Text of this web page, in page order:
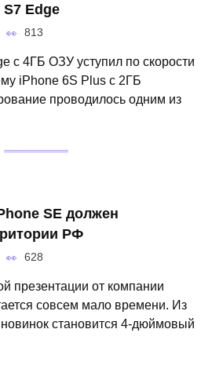
Edge
813
с 4ГБ ОЗУ уступил по скорости
iPhone 6S Plus с 2ГБ
проводилось одним из
SE должен
РФ
628
презентации от компании
совсем мало времени. Из
становится 4-дюймовый